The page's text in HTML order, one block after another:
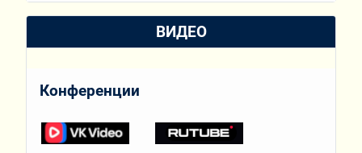
ВИДЕО
Конференции